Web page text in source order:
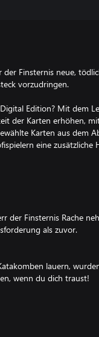
Finsternis neue,
vorzudringen.
Edition? Mit dem
der Karten erhöhen,
Karten aus dem
eine zusätzliche
der Finsternis Rache
als zuvor.
lauern,
wenn du dich traust!
Abenteuerkarten